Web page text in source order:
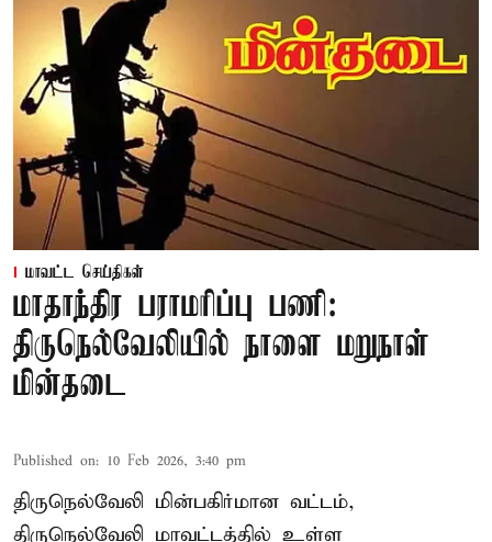
மாவட்ட செய்திகள்
மாதாந்திர பராமரிப்பு பணி:
திருநெல்வேலியில் நாளை மறுநாள்
மின்தடை
Published on: 10 Feb 2026, 3:40 pm
திருநெல்வேலி மின்பகிர்மான வட்டம்,
திருநெல்வேலி மாவட்டத்தில் உள்ள